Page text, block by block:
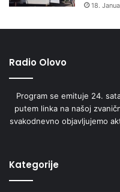
18.
Radio Olovo
Program se emituje 24.
putem linka na našoj
svakodnevno objavljujemo
Kategorije